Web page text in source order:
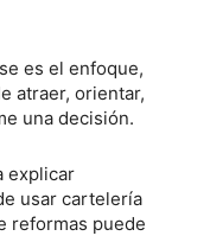
es el enfoque,
atraer, orientar,
una decisión.
explicar
usar cartelería
reformas puede